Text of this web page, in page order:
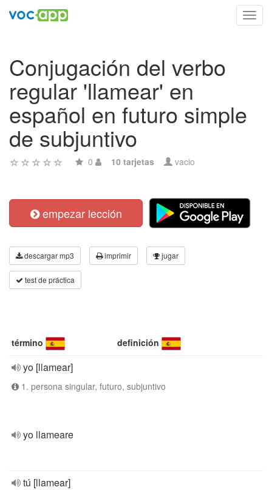
Conjugación del verbo
regular 'llamear' en
español en futuro simple
de subjuntivo
0 10 tarjetas vacio
empezar lección
descargar mp3 imprimir jugar
test de práctica
término definición
yo [llamear]
1. persona singular, futuro, subjuntivo
yo llameare
tú [llamear]